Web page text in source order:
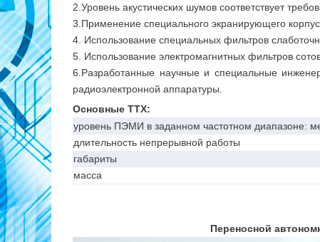
2.Уровень акустических шумов соответствует
3.Применение специального экранирующего
4. Использование специальных фильтров
5. Использование электромагнитных фильтров
6.Разработанные научные и специальные
радиоэлектронной аппаратуры.
Основные ТТХ:
уровень ПЭМИ в заданном частотном диапазоне:
длительность непрерывной работы
габариты
масса
Переносной